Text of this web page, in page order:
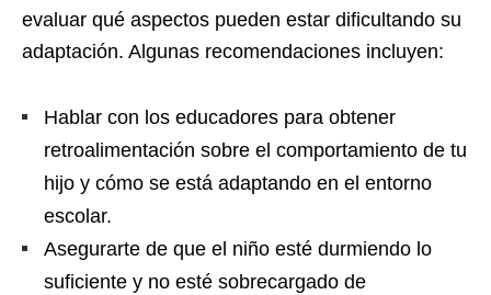
evaluar qué aspectos pueden estar dificultando su
adaptación. Algunas recomendaciones incluyen:
Hablar con los educadores para obtener
retroalimentación sobre el comportamiento de tu
hijo y cómo se está adaptando en el entorno
escolar.
Asegurarte de que el niño esté durmiendo lo
suficiente y no esté sobrecargado de